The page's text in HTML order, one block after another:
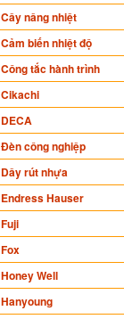
Cây nâng nhiệt
Cảm biến nhiệt độ
Công tắc hành trình
Cikachi
DECA
Đèn công nghiệp
Dây rút nhựa
Endress Hauser
Fuji
Fox
Honey Well
Hanyoung